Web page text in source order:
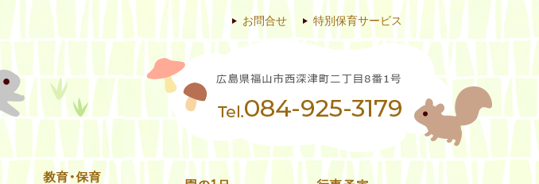
特別保育サービス
お問合せ